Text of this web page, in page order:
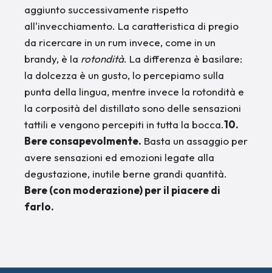
aggiunto successivamente rispetto
all'invecchiamento. La caratteristica di pregio
da ricercare in un rum invece, come in un
brandy, è la rotondità. La differenza è basilare:
la dolcezza è un gusto, lo percepiamo sulla
punta della lingua, mentre invece la rotondità e
la corposità del distillato sono delle sensazioni
tattili e vengono percepiti in tutta la bocca.10.
Bere consapevolmente. Basta un assaggio per
avere sensazioni ed emozioni legate alla
degustazione, inutile berne grandi quantità.
Bere (con moderazione) per il piacere di
farlo.